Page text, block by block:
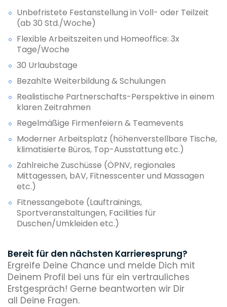
Unbefristete Festanstellung in Voll- oder Teilzeit
(ab 30 Std./Woche)
Flexible Arbeitszeiten und Homeoffice: 3x
Tage/Woche
30 Urlaubstage
Bezahlte Weiterbildung & Schulungen
Realistische Partnerschafts-Perspektive in einem
klaren Zeitrahmen
Regelmäßige Firmenfeiern & Teamevents
Moderner Arbeitsplatz (höhenverstellbare Tische,
klimatisierte Büros, Top-Ausstattung etc.)
Zahlreiche Zuschüsse (ÖPNV, regionales
Mittagessen, bAV, Fitnesscenter und Massagen
etc.)
Fitnessangebote (Lauftrainings,
Sportveranstaltungen, Facilities für
Duschen/Umkleiden etc.)
Bereit für den nächsten Karrieresprung?
Ergreife Deine Chance und melde Dich mit
Deinem Profil bei uns für ein vertrauliches
Erstgespräch! Gerne beantworten wir Dir
all Deine Fragen.